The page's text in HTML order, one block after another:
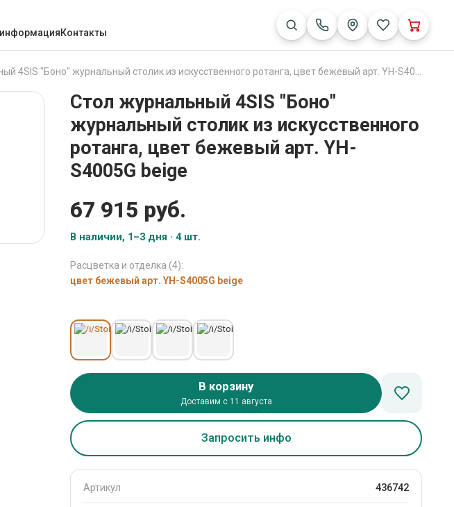
Контакты
4SIS "Боно" журнальный столик из искусственного ротанга, цвет бежевый арт. YH-S4005G beige
Стол журнальный 4SIS "Боно"
журнальный столик из искусственного
ротанга, цвет бежевый арт. YH-
S4005G beige
67 915 руб.
В наличии, 1–3 дня · 4 шт.
Расцветка и отделка (4):
цвет бежевый арт. YH-S4005G beige
В корзину
Доставим с 11 августа
Запросить инфо
Артикул 436742